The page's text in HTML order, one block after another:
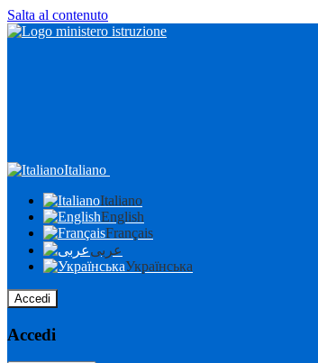
Salta al contenuto
Italiano
Italiano
English
Français
عربى
Українська
Accedi
Accedi